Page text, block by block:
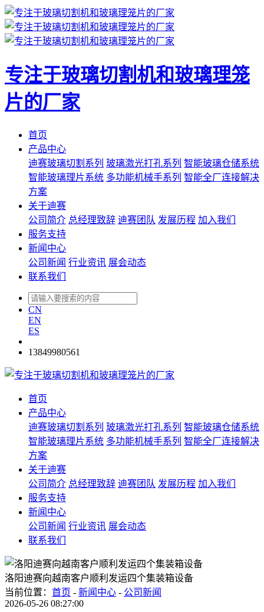
专注于玻璃切割机和玻璃理笼
片的厂家
首页
产品中心
迪赛玻璃切割系列 玻璃激光打孔系列 智能玻璃仓储系统
智能玻璃理片系统 多功能机械手系列 智能全厂连接解决
方案
关于迪赛
公司简介 总经理致辞 迪赛团队 发展历程 加入我们
服务支持
新闻中心
公司新闻 行业资讯 展会动态
联系我们
CN
EN
ES
13849980561
首页
产品中心
迪赛玻璃切割系列 玻璃激光打孔系列 智能玻璃仓储系统
智能玻璃理片系统 多功能机械手系列 智能全厂连接解决
方案
关于迪赛
公司简介 总经理致辞 迪赛团队 发展历程 加入我们
服务支持
新闻中心
公司新闻 行业资讯 展会动态
联系我们
洛阳迪赛向越南客户顺利发运四个集装箱设备
当前位置： 首页 - 新闻中心 - 公司新闻
2026-05-26 08:27:00